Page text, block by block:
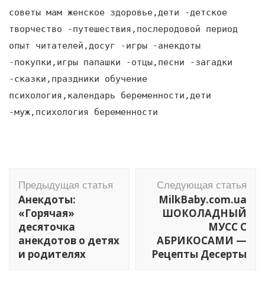
советы мам женское здоровье,дети -детское
творчество -путешествия,послеродовой период
опыт читателей,досуг -игры -анекдоты
-покупки,игры папашки -отцы,песни -загадки
-сказки,праздники обучение
психология,календарь беременности,дети
-муж,психология беременности
по
записям
Предыдущая статья
Анекдоты:
«Горячая»
десяточка
анекдотов о детях
и родителях
Следующая статья
MilkBaby.com.ua
ШОКОЛАДНЫЙ
МУСС С
АБРИКОСАМИ —
Рецепты Десерты